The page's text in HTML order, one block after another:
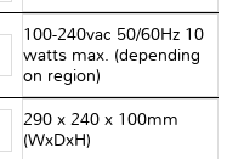
100-240vac 50/60Hz 10
watts max. (depending
on region)
290 x 240 x 100mm
(WxDxH)